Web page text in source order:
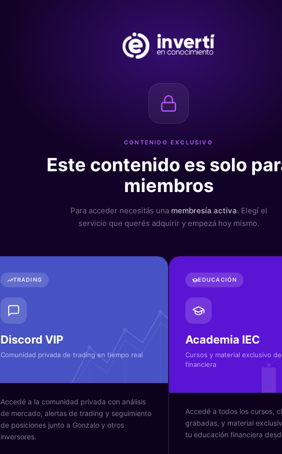
CONTENIDO EXCLUSIVO
Este contenido es solo
miembros
Para acceder necesitás una membresía activa. Elegí el
servicio que querés adquirir y empezá hoy mismo.
TRADING
Discord VIP
Comunidad privada de trading en tiempo real
Accedé a la comunidad privada con análisis
de mercado, alertas de trading y seguimiento
de posiciones junto a Gonzalo y otros
inversores.
EDUCACIÓN
Academia IEC
Cursos y material exclusivo
financiera
Accedé a todos los cursos,
grabadas, y material
tu educación financiera